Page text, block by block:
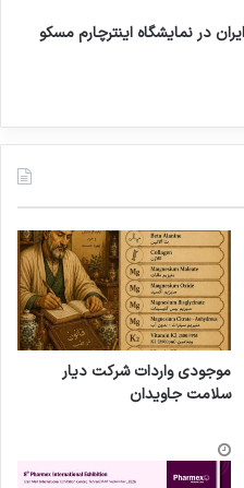
در نمایشگاه اینترچارم مسکو
موجودی واردات شرکت دیار
سلامت جاویدان